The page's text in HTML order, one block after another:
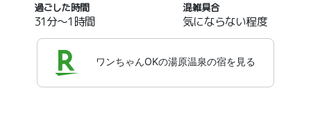
過ごした時間
31分～1時間
混雑具合
気にならない程度
ワンちゃんOKの湯原温泉の宿を見る